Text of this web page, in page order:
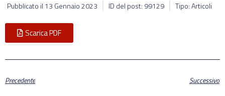
Pubblicato il 13 Gennaio 2023 ID del post: 99129 Tipo: Articoli
Scarica PDF
Precedente Successivo